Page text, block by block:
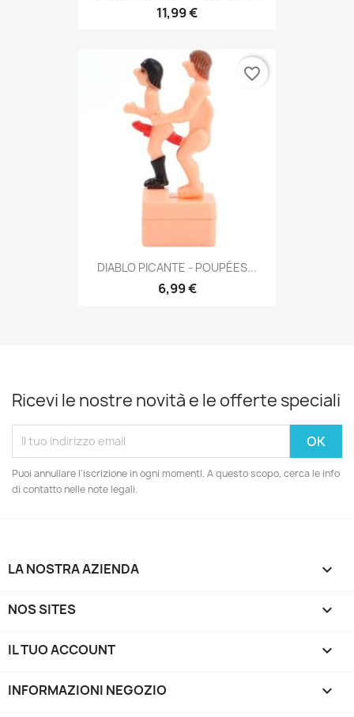
11,99 €
DIABLO PICANTE - POUPÉES...
6,99 €
favorite_border
Ricevi le nostre novità e le offerte speciali
Puoi annullare l'iscrizione in ogni momenti. A questo scopo, cerca le info
di contatto nelle note legali.
LA NOSTRA AZIENDA 
NOS SITES 
IL TUO ACCOUNT 
INFORMAZIONI NEGOZIO keyboard_arrow_down